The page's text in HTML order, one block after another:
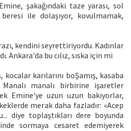
şakağındaki taze yarası, sol
ile dolaşıyor, kovulmamak,
kendini seyrettiriyordu. Kadınlar
Ankara'da bu cılız, sıska için mi
karılarını boŞamış, kasaba
Manalı manalı birbirine işaretler
Emine'ye uzun uzun bakıyorlar,
merak daha fazladır: «Acep
diye toplaştıkları dere boyunda
sormaya cesaret edemiyerek